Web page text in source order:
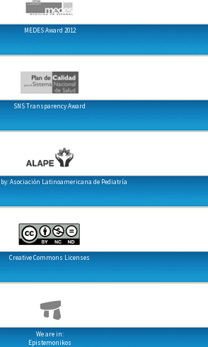
MEDES Award 2012
SNS Transparency Award
by: Asociación Latinoamericana de Pediatría
Creative Commons Licenses
We are in:
Epistemonikos